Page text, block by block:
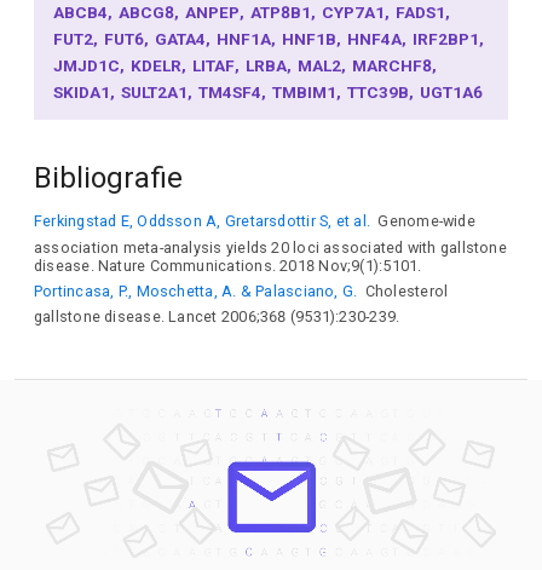
ABCB4 ABCG8 ANPEP ATP8B1 CYP7A1 FADS1
FUT2 FUT6 GATA4 HNF1A HNF1B HNF4A IRF2BP1
JMJD1C KDELR LITAF LRBA MAL2 MARCHF8
SKIDA1 SULT2A1 TM4SF4 TMBIM1 TTC39B UGT1A6
Bibliografie
Ferkingstad E, Oddsson A, Gretarsdottir S, et al. Genome-wide
association meta-analysis yields 20 loci associated with gallstone
disease. Nature Communications. 2018 Nov;9(1):5101.
Portincasa, P., Moschetta, A. & Palasciano, G.
Cholesterol
gallstone disease. Lancet 2006;368 (9531):230-239.